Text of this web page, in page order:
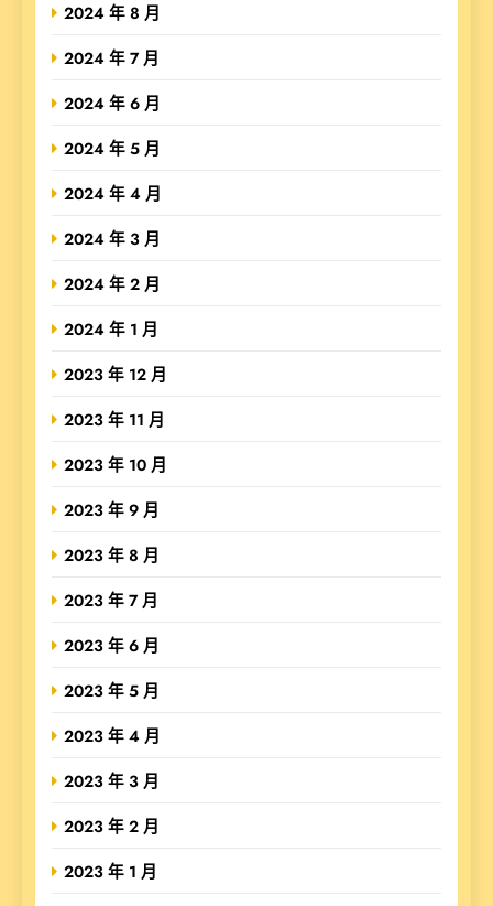
2024 年 8 月
2024 年 7 月
2024 年 6 月
2024 年 5 月
2024 年 4 月
2024 年 3 月
2024 年 2 月
2024 年 1 月
2023 年 12 月
2023 年 11 月
2023 年 10 月
2023 年 9 月
2023 年 8 月
2023 年 7 月
2023 年 6 月
2023 年 5 月
2023 年 4 月
2023 年 3 月
2023 年 2 月
2023 年 1 月